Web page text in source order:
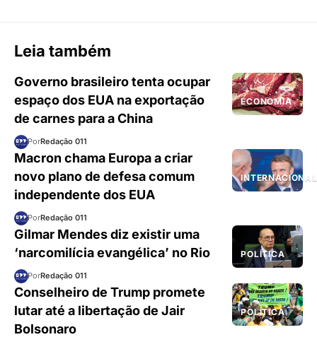
Leia também
ECONOMIA
Governo brasileiro tenta ocupar
espaço dos EUA na exportação
de carnes para a China
PorRedação 011
INTERNACIONAL
Macron chama Europa a criar
novo plano de defesa comum
independente dos EUA
PorRedação 011
POLÍTICA
Gilmar Mendes diz existir uma
‘narcomilícia evangélica’ no Rio
PorRedação 011
POLÍTICA
Conselheiro de Trump promete
lutar até a libertação de Jair
Bolsonaro